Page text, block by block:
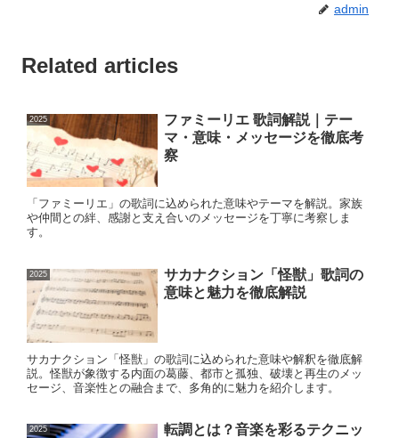
admin
Related articles
2025
ファミーリエ 歌詞解説｜テー
マ・意味・メッセージを徹底考
察
「ファミーリエ」の歌詞に込められた意味やテーマを解説。家族
や仲間との絆、感謝と支え合いのメッセージを丁寧に考察しま
す。
2025
サカナクション「怪獣」歌詞の
意味と魅力を徹底解説
サカナクション「怪獣」の歌詞に込められた意味や解釈を徹底解
説。怪獣が象徴する内面の葛藤、都市と孤独、破壊と再生のメッ
セージ、音楽性との融合まで、多角的に魅力を紹介します。
2025
転調とは？音楽を彩るテクニッ